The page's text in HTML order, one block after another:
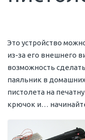
Это устройство
из-за его внешнего
возможность
паяльник в
пистолета на
крючок и…